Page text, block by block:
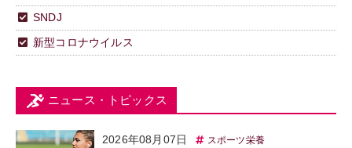
SNDJ
新型コロナウイルス
ニュース・トピックス
2026年08月07日 スポーツ栄養